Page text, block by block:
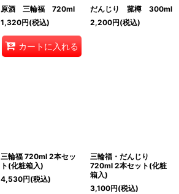
原酒 三輪福 720ml
1,320円(税込)
カートに入れる
だんじり 菰樽 300ml
2,200円(税込)
三輪福 720ml 2本セッ
ト(化粧箱入)
4,530円(税込)
三輪福・だんじり
720ml 2本セット(化粧
箱入)
3,100円(税込)